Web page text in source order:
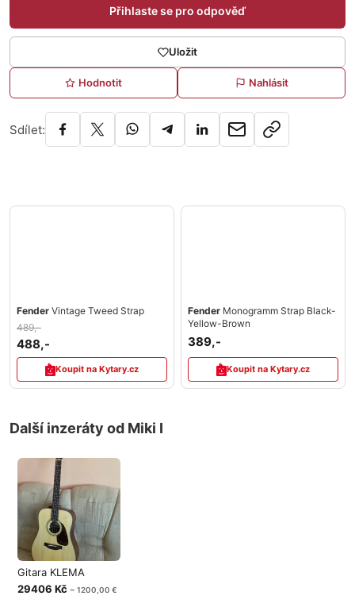
Přihlaste se pro odpověď
Uložit
Hodnotit Nahlásit
Sdílet:
Fender Vintage Tweed Strap
489,-
488,-
Koupit na Kytary.cz
Fender Monogramm Strap Black-
Yellow-Brown
389,-
Koupit na Kytary.cz
Další inzeráty od Miki I
Gitara KLEMA
29406 Kč ~ 1200,00 €